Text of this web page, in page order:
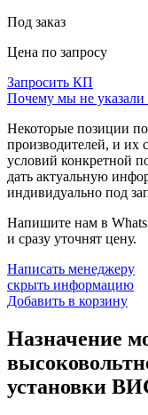
Под заказ
Цена по запросу
Запросить КП
Почему мы не указали
Некоторые позиции
производителей, и их
условий конкретной
дать актуальную
индивидуально под
Напишите нам в
и сразу уточнят цену.
Написать менеджеру
скрыть информацию
Добавить в корзину
Назначение
установки